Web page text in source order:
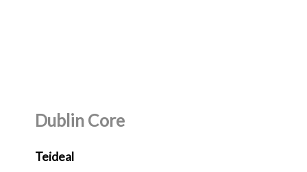
Dublin Core
Teideal